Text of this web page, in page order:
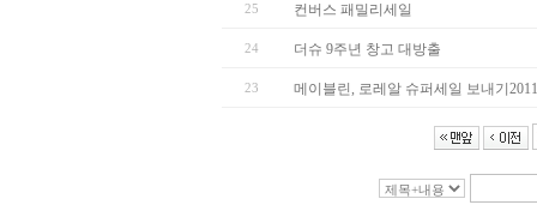
25 컨버스 패밀리세일
24 더슈 9주년 창고 대방출
23 메이블린, 로레알 슈퍼세일 보내기